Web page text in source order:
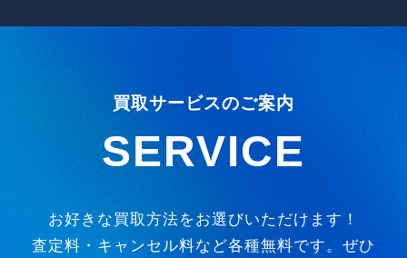
買取サービスのご案内
SERVICE
お好きな買取方法をお選びいただけます！
査定料・キャンセル料など各種無料です。ぜひ